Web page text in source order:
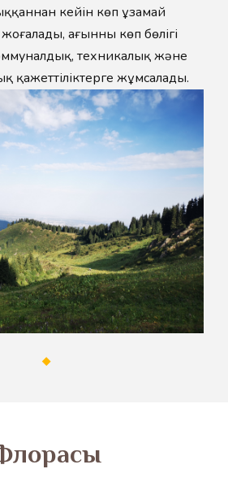
кейін көп ұзамай
ағынның көп бөлігі
техникалық және
қажеттіліктерге жұмсалады.